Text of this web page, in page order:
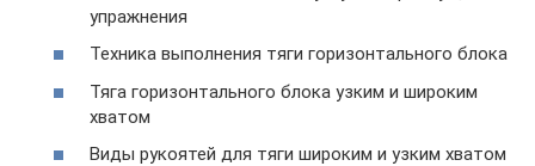
упражнения
Техника выполнения тяги горизонтального блока
Тяга горизонтального блока узким и широким
хватом
Виды рукоятей для тяги широким и узким хватом